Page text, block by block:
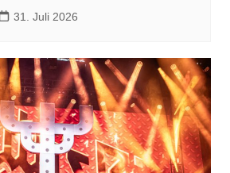
31. Juli 2026